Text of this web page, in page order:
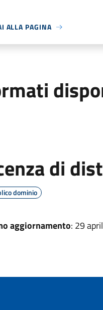
ALLA PAGINA
di
dominio
aggiornamento: 29